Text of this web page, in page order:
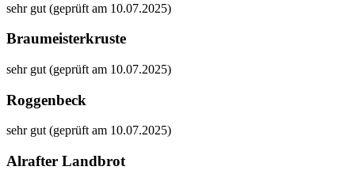
sehr gut (geprüft am 10.07.2025)
Braumeisterkruste
sehr gut (geprüft am 10.07.2025)
Roggenbeck
sehr gut (geprüft am 10.07.2025)
Alrafter Landbrot